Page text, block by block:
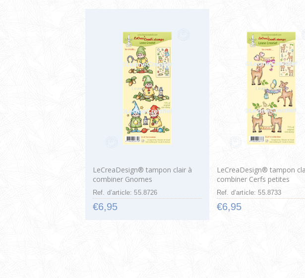
LeCreaDesign® tampon clair à
combiner Gnomes
Ref. d’article: 55.8726
€6,95
LeCreaDesign® tampon
combiner Cerfs petites
Ref. d’article: 55.8733
€6,95